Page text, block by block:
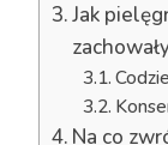
Jak
Na co